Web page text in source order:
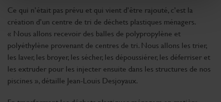
Pour en savoir plus sur le traitement de vos données
personnelles et définir vos préférences, reportez-vous à
la
section « Détails »
. Vous pouvez modifier ou retirer
votre consentement à tout moment à partir de la
déclaration sur les cookies.
Ce qui n’était pas prévu et qui vient d’être rajouté, c’est la
création d’un centre de tri de déchets plastiques ménagers.
« Nous allons recevoir des balles de polypropylène et
polyéthylène provenant de centres de tri. Nous allons les trier,
les laver, les broyer, les sécher, les dépoussiérer, les déferriser et
les extruder pour les injecter ensuite dans les structures de nos
piscines », détaille Jean-Louis Desjoyaux.